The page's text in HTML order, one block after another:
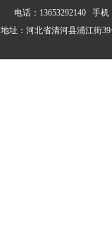
电话：13653292140 手机
地址：河北省清河县浦江街